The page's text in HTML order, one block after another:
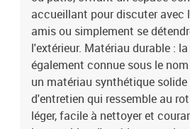
accoudoir en bois d'acacia :Couleur :
tressée, acier enduit de poudre, bois
l'huileDimensions : 62 x 62 x 69 cm (l x
55 x 55 cm (l x P)Hauteur du siège à
des accoudoirs à partir du sol : 55
d'appoint : 24,5 x 23,5 cm (L x l)Table
résine tressée, acier enduit de poudre,
finition à l'huileDimensions : 55 x 55 x
:Couleur : blanc crèmeMatériau de la
accueillant pour discuter avec
amis ou simplement se
l'extérieur. Matériau durable :
également connue sous le
un matériau synthétique
d'entretien qui ressemble au
léger, facile à nettoyer et